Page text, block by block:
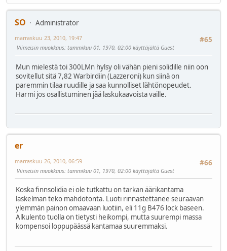
SO
Administrator
#65
marraskuu 23, 2010, 19:47
Viimeisin muokkaus: tammikuu 01, 1970, 02:00 käyttäjältä Guest
Mun mielestä toi 300LMn hylsy oli vähän pieni solidille niin oon
sovitellut sitä 7,82 Warbirdiin (Lazzeroni) kun siinä on
paremmin tilaa ruudille ja saa kunnolliset lähtönopeudet.
Harmi jos osallistuminen jää laskukaavoista vaille.
er
#66
marraskuu 26, 2010, 06:59
Viimeisin muokkaus: tammikuu 01, 1970, 02:00 käyttäjältä Guest
Koska finnsolidia ei ole tutkattu on tarkan äärikantama
laskelman teko mahdotonta. Luoti rinnastettanee seuraavan
ylemmän painon omaavaan luotiin, eli 11g B476 lock baseen.
Alkulento tuolla on tietysti heikompi, mutta suurempi massa
kompensoi loppupäässä kantamaa suuremmaksi.